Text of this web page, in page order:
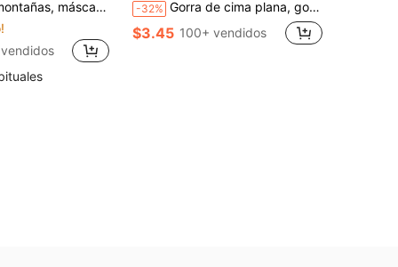
de fútbol, máscaras transpirables y ligeras para protección solar, para usar en verano, playa, vacaciones, festivales, viajes
-32% Gorra de cima plana, gorra de béisbol, sombrero para el sol, unicolor, gorra de béisbol unisex de primavera/verano con visera corta, gorra de papá con protección solar para exteriores, casual, transpirable y ajustable
$3.45 100+ vendidos